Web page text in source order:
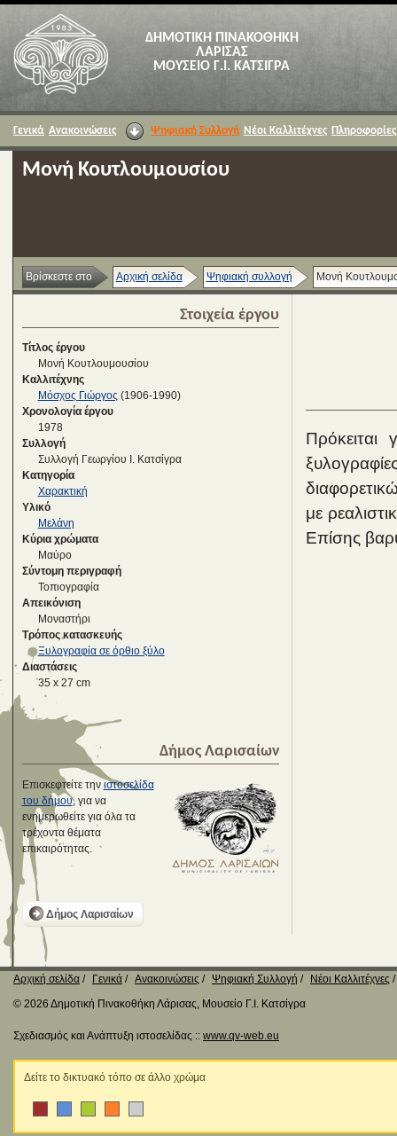
ΔΗΜΟΤΙΚΗ ΠΙΝΑΚΟΘΗΚΗ
ΛΑΡΙΣΑΣ
ΜΟΥΣΕΙΟ Γ.Ι. ΚΑΤΣΙΓΡΑ
Γενικά Ανακοινώσεις Ψηφιακή Συλλογή Νέοι Καλλιτέχνες Πληροφορίες
Μονή Κουτλουμουσίου
Βρίσκεστε στο Αρχική σελίδα Ψηφιακή συλλογή Μονή
Στοιχεία έργου
Τίτλος έργου
Μονή Κουτλουμουσίου
Καλλιτέχνης
Μόσχος Γιώργος (1906-1990)
Χρονολογία έργου
1978
Συλλογή
Συλλογή Γεωργίου Ι. Κατσίγρα
Κατηγορία
Χαρακτική
Υλικό
Μελάνη
Κύρια χρώματα
Μαύρο
Σύντομη περιγραφή
Τοπιογραφία
Απεικόνιση
Μοναστήρι
Τρόπος κατασκευής
Ξυλογραφία σε όρθιο ξύλο
Διαστάσεις
35 x 27 cm
Δήμος Λαρισαίων
Επισκεφτείτε την ιστοσελίδα
του δήμου, για να
ενημερωθείτε για όλα τα
τρέχοντα θέματα
επικαιρότητας.
Δήμος Λαρισαίων
με
Επίσης
Αρχική σελίδα Γενικά Ανακοινώσεις Ψηφιακή Συλλογή
Νέοι Καλλιτέχνες
© 2026 Δημοτική Πινακοθήκη Λάρισας, Μουσείο Γ.Ι. Κατσίγρα
Σχεδιασμός και Ανάπτυξη ιστοσελίδας :: www.qv-web.eu
Δείτε το δικτυακό τόπο σε άλλο χρώμα